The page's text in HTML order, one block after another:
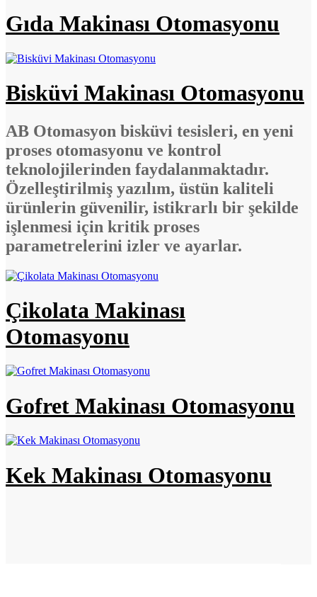
Gıda Makinası Otomasyonu
Bisküvi Makinası Otomasyonu
AB Otomasyon bisküvi tesisleri, en yeni
proses otomasyonu ve kontrol
teknolojilerinden faydalanmaktadır.
Özelleştirilmiş yazılım, üstün kaliteli
ürünlerin güvenilir, istikrarlı bir şekilde
işlenmesi için kritik proses
parametrelerini izler ve ayarlar.
Çikolata Makinası
Otomasyonu
Gofret Makinası Otomasyonu
Kek Makinası Otomasyonu